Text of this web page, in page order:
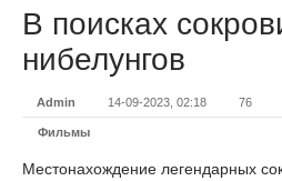
В поисках
нибелунгов
Admin 14-09-2023, 02:18 76
Фильмы
Местонахождение легендарных